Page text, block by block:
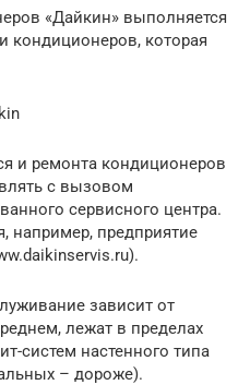
«Дайкин» выполняется
кондиционеров, которая
и ремонта кондиционеров
с вызовом
сервисного центра.
например, предприятие
зависит от
лежат в пределах
систем настенного типа
– дороже).